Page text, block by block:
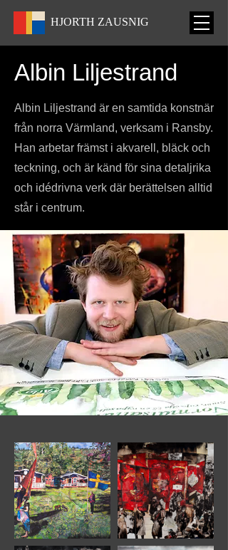
HJORTH ZAUSNIG
Albin Liljestrand
Albin Liljestrand är en samtida konstnär
från norra Värmland, verksam i Ransby.
Han arbetar främst i akvarell, bläck och
teckning, och är känd för sina detaljrika
och idédrivna verk där berättelsen alltid
står i centrum.